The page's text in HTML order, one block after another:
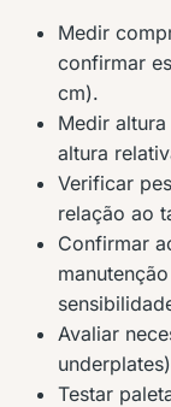
Medir
confirmar
cm).
Medir
altura
Verificar
relação ao
Confirmar
Avaliar
Testar